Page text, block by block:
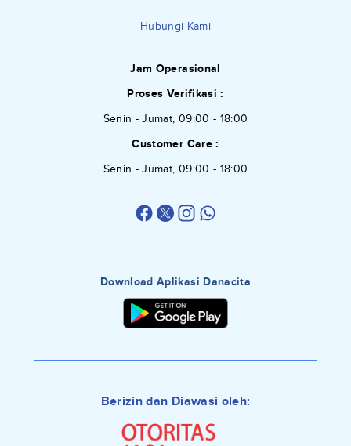
Hubungi Kami
Jam Operasional
Proses Verifikasi :
Senin - Jumat, 09:00 - 18:00
Customer Care :
Senin - Jumat, 09:00 - 18:00
Download Aplikasi Danacita
Berizin dan Diawasi oleh: